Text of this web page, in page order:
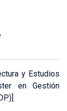
y Estudios
en Gestión